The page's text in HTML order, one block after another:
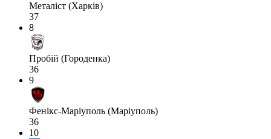
Металіст (Харків)
37
8
Пробій (Городенка)
36
9
Фенікс-Маріуполь (Маріуполь)
36
10